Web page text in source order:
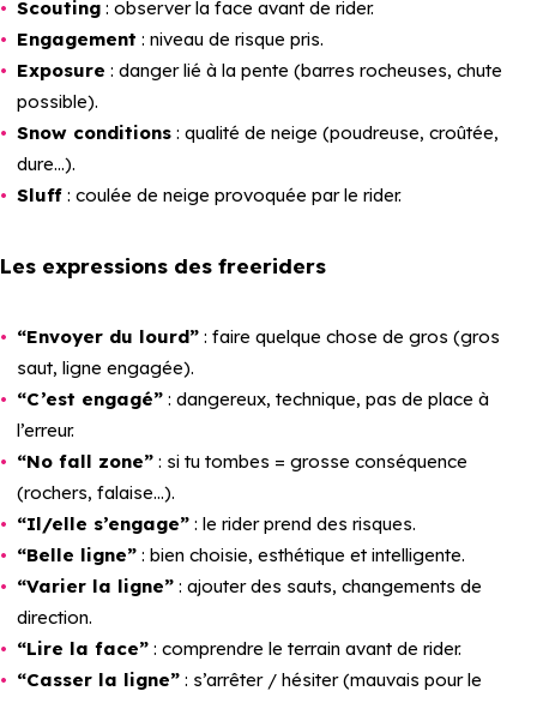
Scouting : observer la face avant de rider.
Engagement : niveau de risque pris.
Exposure : danger lié à la pente (barres rocheuses, chute
possible).
Snow conditions : qualité de neige (poudreuse, croûtée,
dure…).
Sluff : coulée de neige provoquée par le rider.
Les expressions des freeriders
“Envoyer du lourd” : faire quelque chose de gros (gros
saut, ligne engagée).
“C’est engagé” : dangereux, technique, pas de place à
l’erreur.
“No fall zone” : si tu tombes = grosse conséquence
(rochers, falaise…).
“Il/elle s’engage” : le rider prend des risques.
“Belle ligne” : bien choisie, esthétique et intelligente.
“Varier la ligne” : ajouter des sauts, changements de
direction.
“Lire la face” : comprendre le terrain avant de rider.
“Casser la ligne” : s’arrêter / hésiter (mauvais pour le